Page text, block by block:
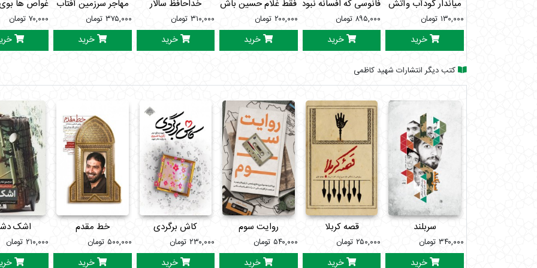
میاندار گودآب وآتش
۱۳۰,۰۰۰ تومان
خرید
فانوسی که افسانه نبود
۸۹۵,۰۰۰ تومان
خرید
فقط غلام حسین باش
۲۰۰,۰۰۰ تومان
خرید
خداحافظ سالار
۳۱۰,۰۰۰ تومان
خرید
مهاجر سرزمین آفتاب
۳۷۵,۰۰۰ تومان
خرید
غواص ها بوی
۷۰,۰۰۰ تومان
کتب دیگر انتشارات شهید کاظمی
سربلند
۳۴۰,۰۰۰ تومان
خرید
قصه کربلا
۲۵۰,۰۰۰ تومان
خرید
روایت سوم
۵۴۰,۰۰۰ تومان
خرید
کاش برگردی
۲۳۰,۰۰۰ تومان
خرید
خط مقدم
۵۰۰,۰۰۰ تومان
خرید
اشک
۲۱۰,۰۰۰ تومان